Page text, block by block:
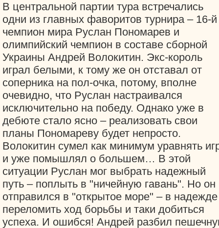
В центральной партии тура встречались
одни из главных фаворитов турнира – 16-й
чемпион мира Руслан Пономарев и
олимпийский чемпион в составе сборной
Украины Андрей Волокитин. Экс-король
играл белыми, к тому же он отставал от
соперника на пол-очка, потому, вполне
очевидно, что Руслан настраивался
исключительно на победу. Однако уже в
дебюте стало ясно – реализовать свои
планы Пономареву будет непросто.
Волокитин сумел как минимум уравнять
и уже помышлял о большем… В этой
ситуации Руслан мог выбрать надежный
путь – поплыть в "ничейную гавань". Но он
отправился в "открытое море" – в надежде
переломить ход борьбы и таки добиться
успеха. И ошибся! Андрей разбил